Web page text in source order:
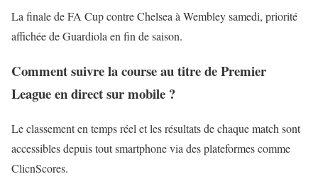
La finale de FA Cup contre Chelsea à Wembley samedi, priorité
affichée de Guardiola en fin de saison.
Comment suivre la course au titre de Premier
League en direct sur mobile ?
Le classement en temps réel et les résultats de chaque match sont
accessibles depuis tout smartphone via des plateformes comme
ClicnScores.